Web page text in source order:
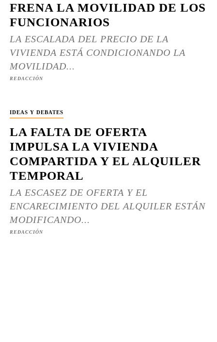
FRENA LA MOVILIDAD DE LOS
FUNCIONARIOS
LA ESCALADA DEL PRECIO DE LA
VIVIENDA ESTÁ CONDICIONANDO LA
MOVILIDAD...
REDACCIÓN
IDEAS Y DEBATES
LA FALTA DE OFERTA
IMPULSA LA VIVIENDA
COMPARTIDA Y EL ALQUILER
TEMPORAL
LA ESCASEZ DE OFERTA Y EL
ENCARECIMIENTO DEL ALQUILER ESTÁN
MODIFICANDO...
REDACCIÓN